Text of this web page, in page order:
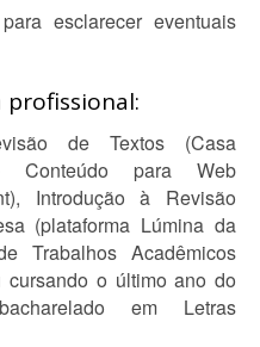
esclarecer eventuais
profissional:
de Textos (Casa
Conteúdo para Web
Introdução à Revisão
(plataforma Lúmina da
Trabalhos Acadêmicos
o último ano do
em Letras